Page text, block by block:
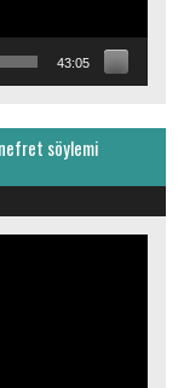
43:05
söylemi